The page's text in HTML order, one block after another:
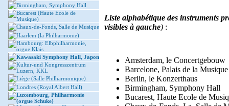
Birmingham, Symphony Hall
Bucarest (Haute Ecole de
Musique)
Chaux-de-Fonds, Salle de Musique
Haarlem (la Philharmonie)
Hambourg: Elbphilharmonie,
orgue Klais
Kawasaki Symphony Hall, Japon
Kultur-und Kongresszentrum
Luzern, KKL
Liège (Salle Philharmonique)
Londres (Royal Albert Hall)
Luxembourg, Philharmonie
(orgue Schuke)
Liste alphabétique des instruments
visibles à gauche) :
Amsterdam, le Concertgebouw
Barcelone, Palais de la
Berlin, le Konzerthaus
Birmingham, Symphony Hall
Bucarest, Haute Ecole de